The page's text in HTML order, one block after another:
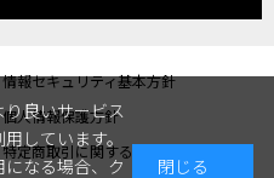
情報セキュリティ基本方針
個人情報保護方針
特定商取引に関する表記
良いサービス
しています。
なる場合、ク
閉じる